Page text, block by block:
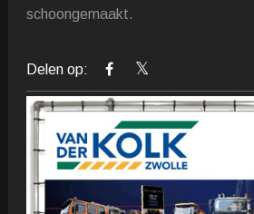
schoongemaakt.
Delen op: